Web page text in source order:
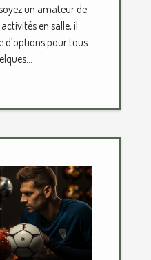
un amateur de
en salle, il
d’options pour tous